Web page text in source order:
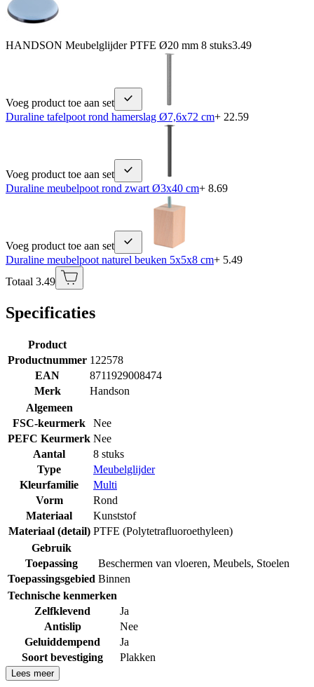
HANDSON Meubelglijder PTFE Ø20 mm 8 stuks3.49
Voeg product toe aan set
Duraline tafelpoot rond hamerslag Ø7,6x72 cm+ 22.59
Voeg product toe aan set
Duraline meubelpoot rond zwart Ø3x40 cm+ 8.69
Voeg product toe aan set
Duraline meubelpoot naturel beuken 5x5x8 cm+ 5.49
Totaal 3.49
Specificaties
Product
Productnummer 122578
EAN
8711929008474
Merk
Handson
Algemeen
FSC-keurmerk
Nee
PEFC Keurmerk Nee
Aantal
8 stuks
Type
Meubelglijder
Kleurfamilie
Multi
Vorm
Rond
Materiaal
Kunststof
Materiaal (detail) PTFE (Polytetrafluoroethyleen)
Gebruik
Toepassing
Beschermen van vloeren, Meubels, Stoelen
Toepassingsgebied Binnen
Technische kenmerken
Zelfklevend
Ja
Antislip
Nee
Geluiddempend
Ja
Soort bevestiging
Plakken
Lees meer